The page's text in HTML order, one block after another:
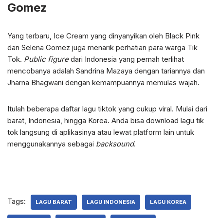
Gomez
Yang terbaru, Ice Cream yang dinyanyikan oleh Black Pink
dan Selena Gomez juga menarik perhatian para warga Tik
Tok. Public figuredari Indonesia yang pernah terlihat
mencobanya adalah Sandrina Mazaya dengan tariannya dan
Jharna Bhagwani dengan kemampuannya memulas wajah.
Itulah beberapa daftar lagu tiktok yang cukup viral. Mulai dari
barat, Indonesia, hingga Korea. Anda bisa download lagu tik
tok langsung di aplikasinya atau lewat platform lain untuk
menggunakannya sebagai backsound.
Tags: LAGU BARAT LAGU INDONESIA LAGU KOREA